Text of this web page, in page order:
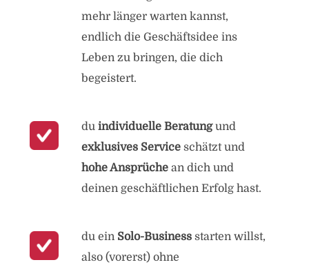
mehr länger warten kannst,
endlich die Geschäftsidee ins
Leben zu bringen, die dich
begeistert.
du individuelle Beratungund
exklusives Serviceschätzt und
hohe Ansprüchean dich und
deinen geschäftlichen Erfolg hast.
du ein Solo-Businessstarten willst,
also (vorerst) ohne